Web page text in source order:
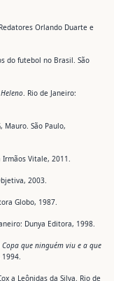
Redatores Orlando Duarte e
do futebol no Brasil. São
. Rio de Janeiro:
Mauro. São Paulo,
Irmãos Vitale, 2011.
2003.
Globo, 1987.
Dunya Editora, 1998.
Copa que ninguém viu e a que
1994.
a Leônidas da Silva. Rio de